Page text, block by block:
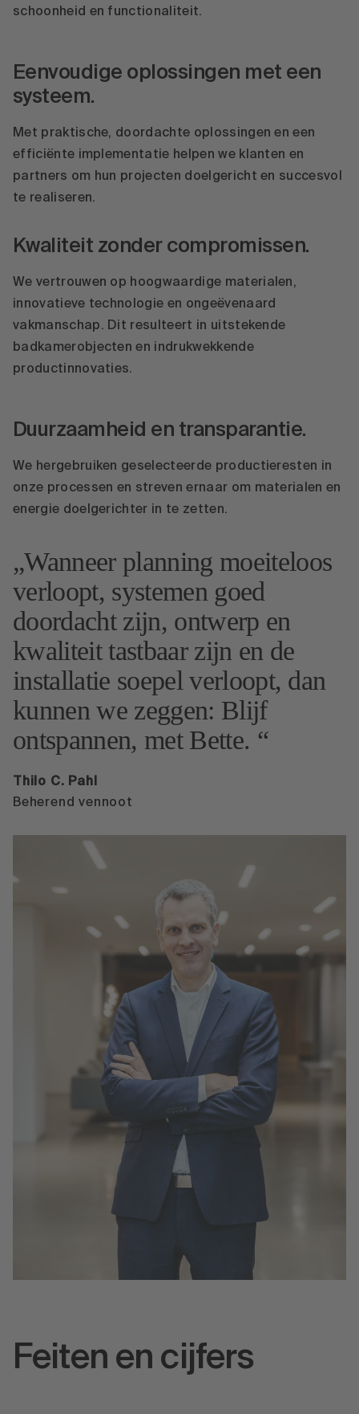
schoonheid en functionaliteit.
Eenvoudige oplossingen met een
systeem.
Met praktische, doordachte oplossingen en een
efficiënte implementatie helpen we klanten en
partners om hun projecten doelgericht en succesvol
te realiseren.
Kwaliteit zonder compromissen.
We vertrouwen op hoogwaardige materialen,
innovatieve technologie en ongeëvenaard
vakmanschap. Dit resulteert in uitstekende
badkamerobjecten en indrukwekkende
productinnovaties.
Duurzaamheid en transparantie.
We hergebruiken geselecteerde productieresten in
onze processen en streven ernaar om materialen en
energie doelgerichter in te zetten.
Wanneer planning moeiteloos
verloopt, systemen goed
doordacht zijn, ontwerp en
kwaliteit tastbaar zijn en de
installatie soepel verloopt, dan
kunnen we zeggen: Blijf
ontspannen, met Bette.
Thilo C. Pahl
Beherend vennoot
Feiten en cijfers